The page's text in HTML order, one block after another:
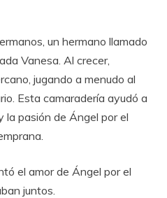
un hermano llamado
Vanesa. Al crecer,
jugando a menudo al
Esta camaradería ayudó a
la pasión de Ángel por el
el amor de Ángel por el
juntos.